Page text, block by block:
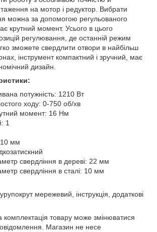
на мотор і редуктор. Вибрати
можна за допомогою регульованого
крутний момент. Усього в цього
регулювання, де останній режим
зможете свердлити отвори в найбільш
інструмент компактний і зручний, має
дизайн.
потужність: 1210 Вт
ходу: 0-750 об/хв
момент: 16 Hм
1
10 мм
свердління в дереві: 22 мм
свердління в сталі: 10 мм
мережевий, інструкція, додаткові
комплектація товару може змінюватися
Магазин не несе